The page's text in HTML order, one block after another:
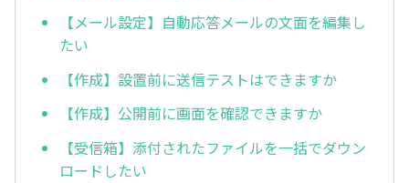
【メール設定】自動応答メールの文面を編集し
たい
【作成】設置前に送信テストはできますか
【作成】公開前に画面を確認できますか
【受信箱】添付されたファイルを一括でダウン
ロードしたい